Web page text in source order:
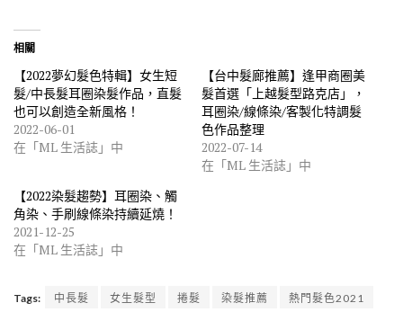
相關
【2022夢幻髮色特輯】女生短
髮/中長髮耳圈染髮作品，直髮
也可以創造全新風格！
2022-06-01
在「ML 生活誌」中
【台中髮廊推薦】逢甲商圈美
髮首選「上越髮型路克店」，
耳圈染/線條染/客製化特調髮
色作品整理
2022-07-14
在「ML 生活誌」中
【2022染髮趨勢】耳圈染、觸
角染、手刷線條染持續延燒！
2021-12-25
在「ML 生活誌」中
Tags: 中長髮 女生髮型 捲髮 染髮推薦
熱門髮色2021